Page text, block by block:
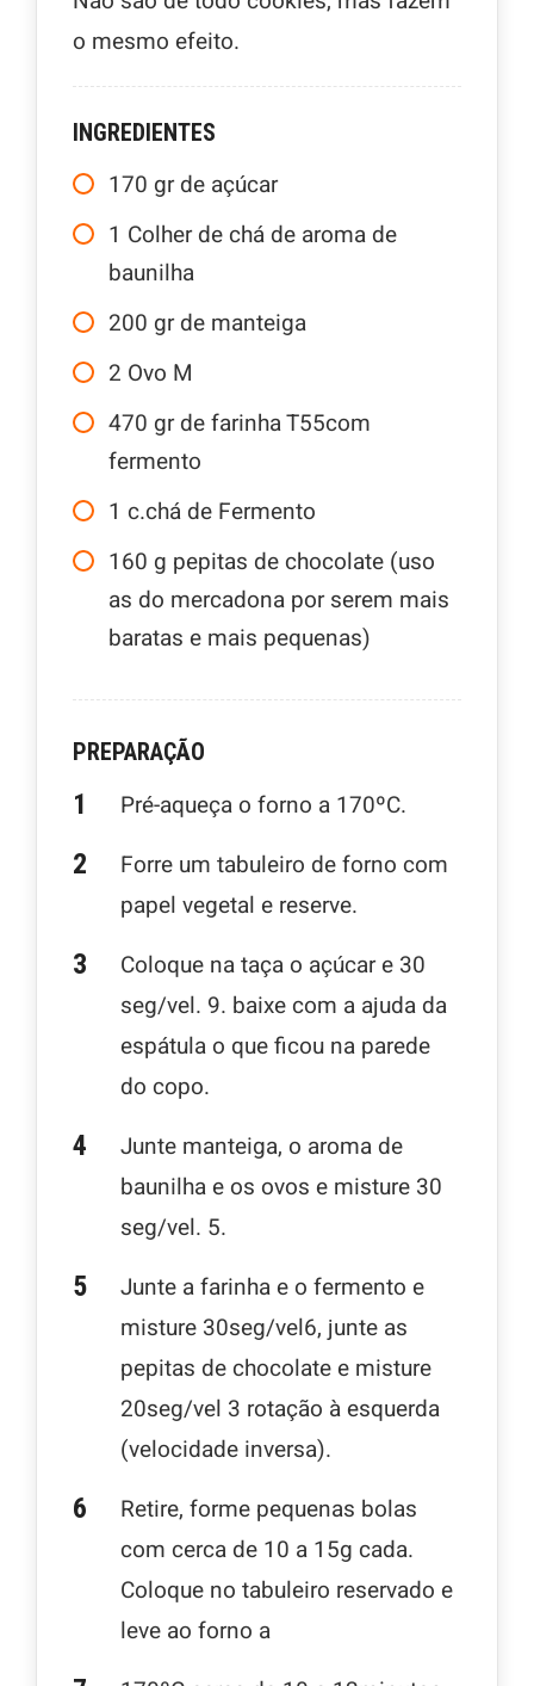
o mesmo efeito.
INGREDIENTES
170 gr de açúcar
1 Colher de chá de aroma de
baunilha
200 gr de manteiga
2 Ovo M
470 gr de farinha T55com
fermento
1 c.chá de Fermento
160 g pepitas de chocolate (uso
as do mercadona por serem mais
baratas e mais pequenas)
PREPARAÇÃO
Pré-aqueça o forno a 170ºC.
Forre um tabuleiro de forno com
papel vegetal e reserve.
Coloque na taça o açúcar e 30
seg/vel. 9. baixe com a ajuda da
espátula o que ficou na parede
do copo.
Junte manteiga, o aroma de
baunilha e os ovos e misture 30
seg/vel. 5.
Junte a farinha e o fermento e
misture 30seg/vel6, junte as
pepitas de chocolate e misture
20seg/vel 3 rotação à esquerda
(velocidade inversa).
Retire, forme pequenas bolas
com cerca de 10 a 15g cada.
Coloque no tabuleiro reservado e
leve ao forno a